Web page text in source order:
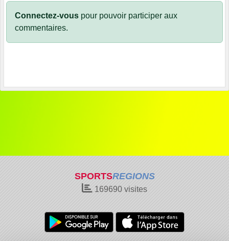
Connectez-vous pour pouvoir participer aux
commentaires.
SPORTSREGIONS
169690 visites